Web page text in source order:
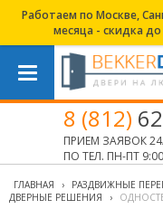
Работаем по Москве,
месяца - скидка
8 (812)
ПРИЕМ ЗАЯВОК
ПО ТЕЛ. ПН-ПТ
ГЛАВНАЯ › РАЗДВИЖНЫЕ
ДВЕРНЫЕ РЕШЕНИЯ
›